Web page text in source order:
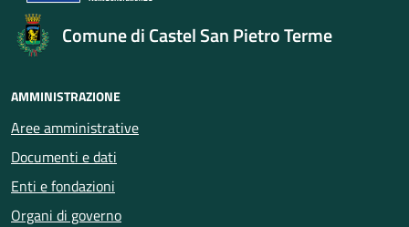
Comune di Castel San Pietro Terme
AMMINISTRAZIONE
Aree amministrative
Documenti e dati
Enti e fondazioni
Organi di governo